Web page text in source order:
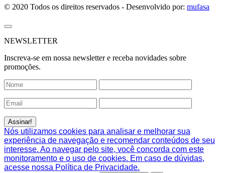
© 2020 Todos os direitos reservados - Desenvolvido por: mufasa
NEWSLETTER
Inscreva-se em nossa newsletter e receba novidades sobre
promoções.
Nós utilizamos cookies para analisar e melhorar sua
experiência de navegação e recomendar conteúdos de seu
interesse. Ao navegar pelo site, você concorda com este
monitoramento e o uso de cookies. Em caso de dúvidas,
acesse nossa Política de Privacidade.